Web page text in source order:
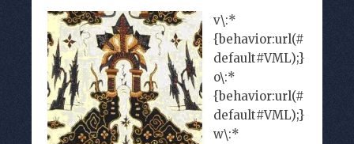
v\:*
{behavior:url(#
default#VML);}
o\:*
{behavior:url(#
default#VML);}
w\:*